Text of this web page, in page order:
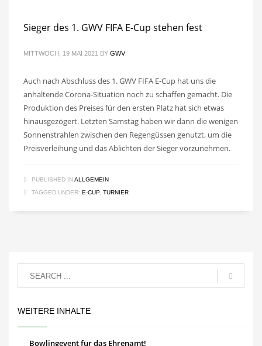
Sieger des 1. GWV FIFA E-Cup stehen fest
MITTWOCH, 19 MAI 2021 BY GWV
Auch nach Abschluss des 1. GWV FIFA E-Cup hat uns die
anhaltende Corona-Situation noch zu schaffen gemacht. Die
Produktion des Preises für den ersten Platz hat sich etwas
hinausgezögert. Letzten Samstag haben wir dann die wenigen
Sonnenstrahlen zwischen den Regengüssen genutzt, um die
Preisverleihung und das Ablichten der Sieger vorzunehmen.
PUBLISHED INALLGEMEIN
TAGGED UNDER: E-CUP, TURNIER
WEITERE INHALTE
Bowlingevent für das Ehrenamt!